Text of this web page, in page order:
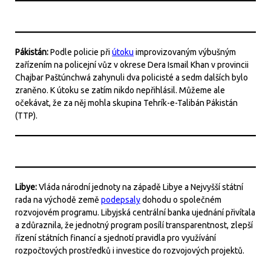
Pákistán:Podle policie přiútoku improvizovaným výbušným
zařízením na policejní vůz v okrese Dera Ismail Khan v provincii
Chajbar Paštúnchwá zahynuli dva policisté a sedm dalších bylo
zraněno. K útoku se zatím nikdo nepřihlásil. Můžeme ale
očekávat, že za něj mohla skupina Tehrík-e-Talibán Pákistán
(TTP).
Libye:Vláda národní jednoty na západě Libye a Nejvyšší státní
rada na východě země podepsalydohodu o společném
rozvojovém programu. Libyjská centrální banka ujednání přivítala
a zdůraznila, že jednotný program posílí transparentnost, zlepší
řízení státních financí a sjednotí pravidla pro využívání
rozpočtových prostředků i investice do rozvojových projektů.